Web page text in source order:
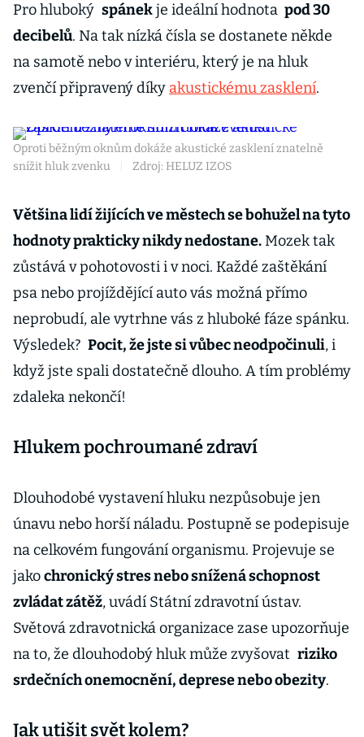
Pro hluboký spánekje ideální hodnota pod 30
decibelů. Na tak nízká čísla se dostanete někde
na samotě nebo v interiéru, který je na hluk
zvenčí připravený díky akustickému zasklení.
Oproti běžným oknům dokáže akustické zasklení znatelně
snížit hluk zvenku
Zdroj: HELUZ IZOS
Většina lidí žijících ve městech se bohužel na tyto
hodnoty prakticky nikdy nedostane.Mozek tak
zůstává v pohotovosti i v noci. Každé zaštěkání
psa nebo projíždějící auto vás možná přímo
neprobudí, ale vytrhne vás z hluboké fáze spánku.
Výsledek? Pocit, že jste si vůbec neodpočinuli, i
když jste spali dostatečně dlouho. A tím problémy
zdaleka nekončí!
Hlukem pochroumané zdraví
Dlouhodobé vystavení hluku nezpůsobuje jen
únavu nebo horší náladu. Postupně se podepisuje
na celkovém fungování organismu. Projevuje se
jakochronický stres nebo snížená schopnost
zvládat zátěž, uvádí Státní zdravotní ústav.
Světová zdravotnická organizace zase upozorňuje
na to, že dlouhodobý hluk může zvyšovat riziko
srdečních onemocnění, deprese nebo obezity.
Jak utišit svět kolem?